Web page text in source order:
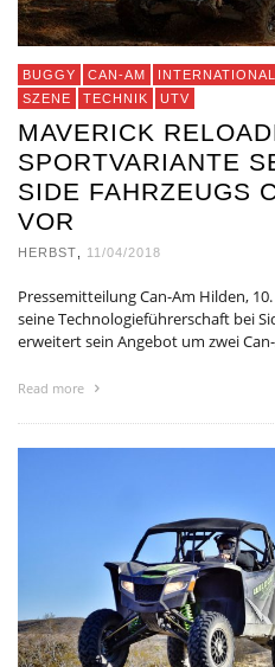
BUGGY CAN-AM INTERNATIONAL
SZENE
TECHNIK UTV
MAVERICK
SPORTVARIANTE
SIDE FAHRZEUGS
VOR
HERBST 11/04/2018
Pressemitteilung Can-Am Hilden,
seine Technologieführerschaft bei
erweitert sein Angebot um zwei
Read more